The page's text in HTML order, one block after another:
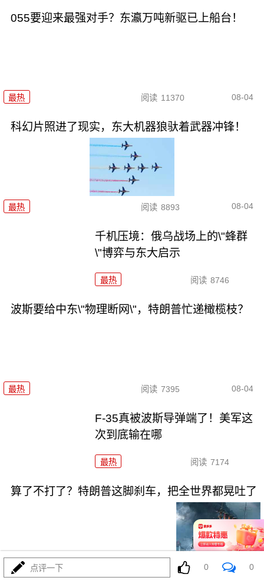
055要迎来最强对手？东瀛万吨新驱已上船台！
最热 阅读 11370 08-04
科幻片照进了现实，东大机器狼驮着武器冲锋！
最热 阅读 8893 08-04
千机压境：俄乌战场上的\"蜂群
\"博弈与东大启示
最热 阅读 8746
波斯要给中东\"物理断网\"，特朗普忙递橄榄枝？
最热 阅读 7395 08-04
F-35真被波斯导弹端了！美军这
次到底输在哪
最热 阅读 7174
算了不打了？特朗普这脚刹车，把全世界都晃吐了
最热 16054 08-03
点评一下 0 0